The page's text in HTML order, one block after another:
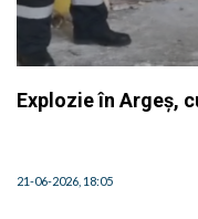
Explozie în Argeș,
21-06-2026, 18:05